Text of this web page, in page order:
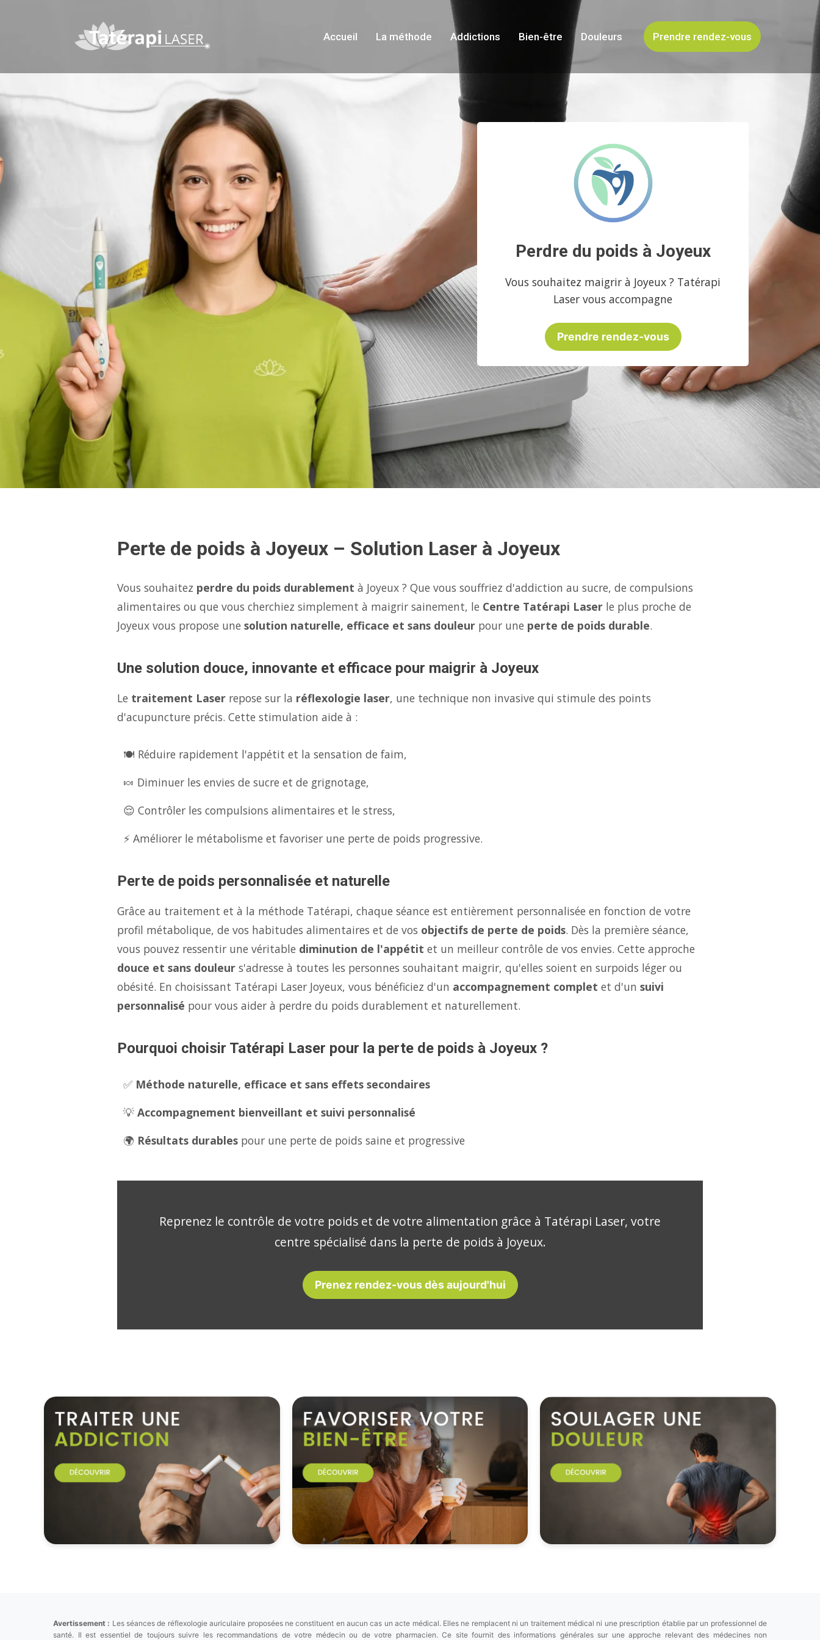
Accueil La méthode Addictions Bien-être Douleurs Prendre rendez-vous
Perdre du poids à Joyeux
Vous souhaitez maigrir à Joyeux ? Tatérapi
Laser vous accompagne
Prendre rendez-vous
Perte de poids à Joyeux – Solution Laser à Joyeux
Vous souhaitez perdre du poids durablement à Joyeux ? Que vous souffriez d'addiction au sucre, de compulsions
alimentaires ou que vous cherchiez simplement à maigrir sainement, le Centre Tatérapi Laser le plus proche de
Joyeux vous propose une solution naturelle, efficace et sans douleur pour une perte de poids durable.
Une solution douce, innovante et efficace pour maigrir à Joyeux
Le traitement Laser repose sur la réflexologie laser, une technique non invasive qui stimule des points
d'acupuncture précis. Cette stimulation aide à :
🍽️ Réduire rapidement l'appétit et la sensation de faim,
🍬 Diminuer les envies de sucre et de grignotage,
😌 Contrôler les compulsions alimentaires et le stress,
⚡ Améliorer le métabolisme et favoriser une perte de poids progressive.
Perte de poids personnalisée et naturelle
Grâce au traitement et à la méthode Tatérapi, chaque séance est entièrement personnalisée en fonction de votre
profil métabolique, de vos habitudes alimentaires et de vos objectifs de perte de poids. Dès la première séance,
vous pouvez ressentir une véritable diminution de l'appétit et un meilleur contrôle de vos envies. Cette approche
douce et sans douleur s'adresse à toutes les personnes souhaitant maigrir, qu'elles soient en surpoids léger ou
obésité. En choisissant Tatérapi Laser Joyeux, vous bénéficiez d'un accompagnement complet et d'un suivi
personnalisé pour vous aider à perdre du poids durablement et naturellement.
Pourquoi choisir Tatérapi Laser pour la perte de poids à Joyeux ?
✅ Méthode naturelle, efficace et sans effets secondaires
💡 Accompagnement bienveillant et suivi personnalisé
🌍 Résultats durables pour une perte de poids saine et progressive
Reprenez le contrôle de votre poids et de votre alimentation grâce à Tatérapi Laser, votre
centre spécialisé dans la perte de poids à Joyeux.
Prenez rendez-vous dès aujourd'hui
Avertissement : Les séances de réflexologie auriculaire proposées ne constituent en aucun cas un acte médical. Elles ne remplacent ni un traitement médical ni une prescription établie par un professionnel de
santé. Il est essentiel de toujours suivre les recommandations de votre médecin ou de votre pharmacien. Ce site fournit des informations générales sur une approche relevant des médecines non